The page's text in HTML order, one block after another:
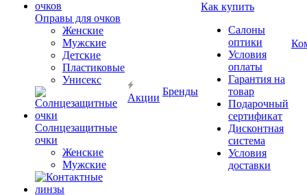
Оправы для очков
Женские
Мужские
Детские
Пластиковые
Унисекс
Солнцезащитные
очки
Женские
Мужские
Акции
Бренды
Как купить
Салоны
оптики
Условия
оплаты
Гарантия на
товар
Подарочный
сертификат
Дисконтная
система
Условия
доставки